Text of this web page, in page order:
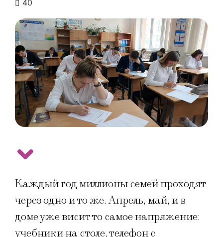
40
Каждый год миллионы семей проходят
через одно и то же. Апрель, май, и в
доме уже висит то самое напряжение:
учебники на столе, телефон с